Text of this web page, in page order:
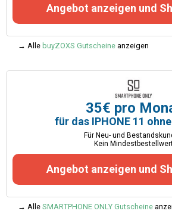
Angebot anzeigen und
→ Alle buyZOXS Gutscheine anzeigen
35€ pro
für das IPHONE 11
Für Neu- und
Kein
Angebot anzeigen und
→ Alle SMARTPHONE ONLY Gutscheine